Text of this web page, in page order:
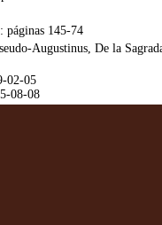
páginas 145-74
Augustinus, De la
02-05
08-08